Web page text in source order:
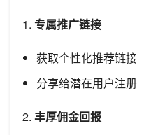
1. 专属推广链接
获取个性化推荐链接
分享给潜在用户注册
2. 丰厚佣金回报